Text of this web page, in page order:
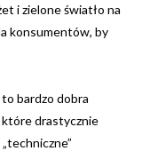
i zielone światło na
konsumentów, by
bardzo dobra
które drastycznie